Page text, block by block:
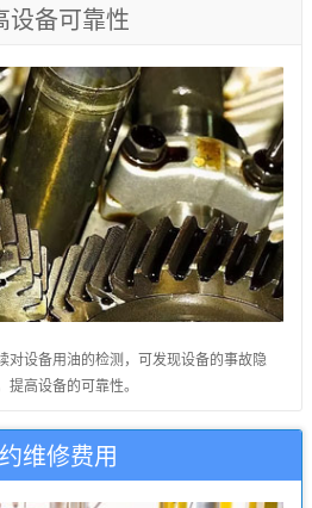
设备可靠性
对设备用油的检测，可发现设备的事故隐
高设备的可靠性。
维修费用